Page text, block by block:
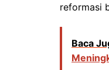
reformasi
Baca